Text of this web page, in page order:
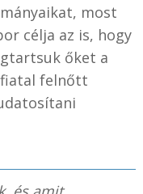
most
célja az is, hogy
őket a
felnőtt